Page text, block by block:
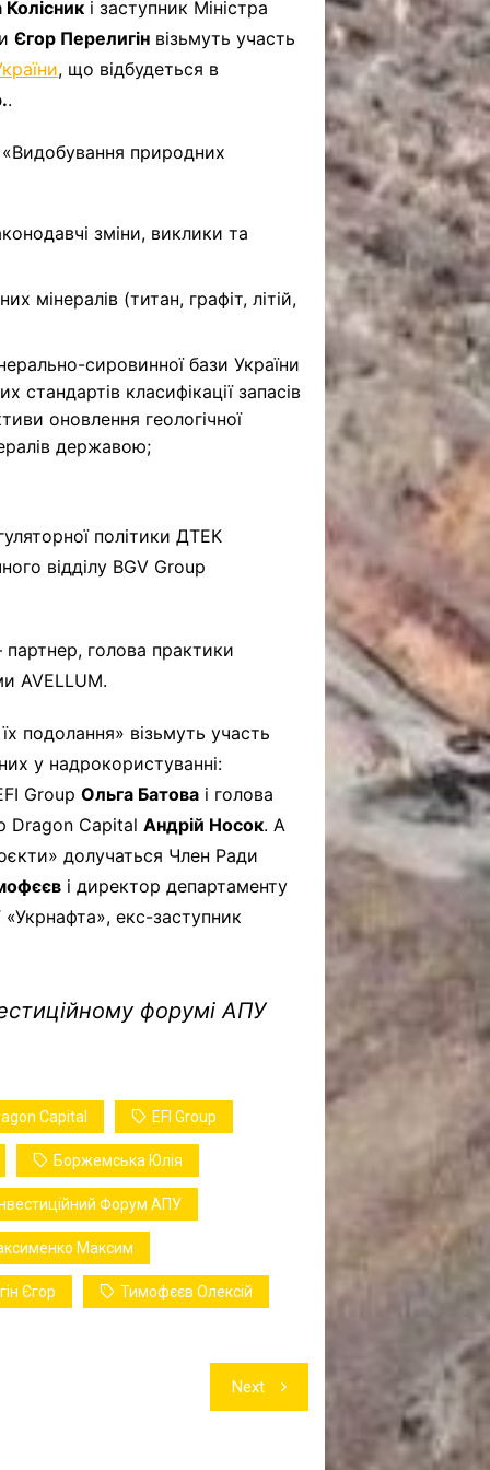
і заступник Міністра
Єгор Перелигін візьмуть участь
, що відбудеться в
.
природних
зміни, виклики та
мінералів (титан, графіт, літій,
сировинної бази України
класифікації запасів
оновлення геологічної
державою;
політики ДТЕК
відділу BGV Group
голова практики
AVELLUM.
подолання» візьмуть участь
у надрокористуванні:
GroupОльга Батова і голова
Dragon CapitalАндрій Носок. А
долучаться Член Ради
і директор департаменту
«Укрнафта», екс-заступник
форумі АПУ
Capital EFI Group
Боржемська Юлія
Форум АПУ
Максим
Єгор Тимофєєв Олексій
Next